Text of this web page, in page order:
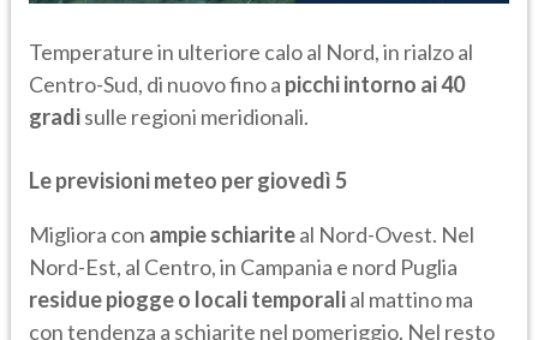
Temperature in ulteriore calo al Nord, in rialzo al
Centro-Sud, di nuovo fino a picchi intorno ai 40
gradisulle regioni meridionali.
Le previsioni meteo per giovedì 5
Migliora con ampie schiariteal Nord-Ovest. Nel
Nord-Est, al Centro, in Campania e nord Puglia
residue piogge o locali temporalial mattino ma
con tendenza a schiarite nel pomeriggio. Nel resto